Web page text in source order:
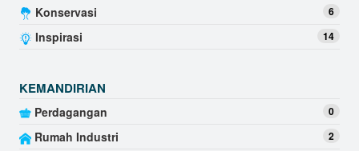
Konservasi 6
Inspirasi 14
KEMANDIRIAN
Perdagangan 0
Rumah Industri 2